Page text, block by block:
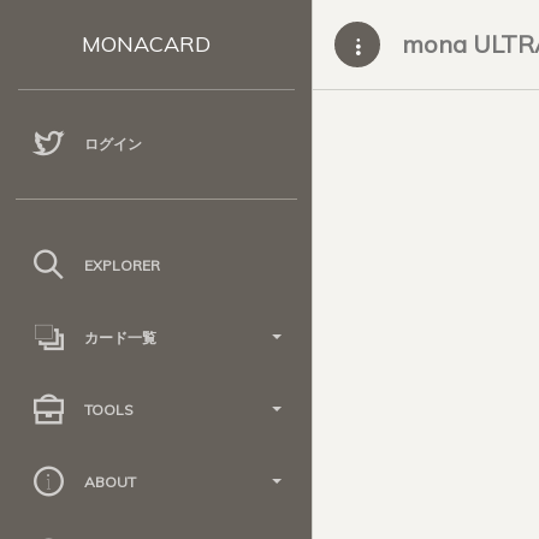
MONACARD
ログイン
EXPLORER
カード一覧
TOOLS
ABOUT
mona